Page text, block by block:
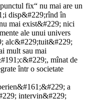
fix“ nu mai are un
disp&#229;rînd în
mai exist&#229; nici
ale unui univers
alc&#229;tuit&#229;
mult sau mai
mînat de
într o societate
a
intervin&#229;